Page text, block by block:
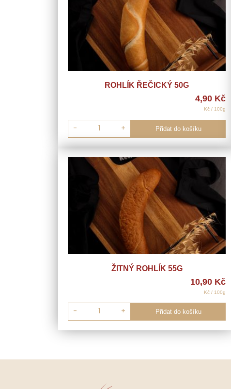
ROHLÍK ŘEČICKÝ 50G
4,90 Kč
Kč / 100g
- + Přidat do košíku
ŽITNÝ ROHLÍK 55G
10,90 Kč
Kč / 100g
- + Přidat do košíku